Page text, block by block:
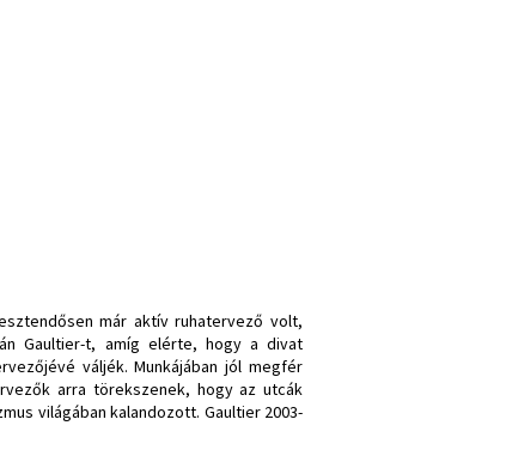
már aktív ruhatervező volt,
Gaultier-t, amíg elérte, hogy a divat
váljék. Munkájában jól megfér
arra törekszenek, hogy az utcák
világában kalandozott. Gaultier 2003-